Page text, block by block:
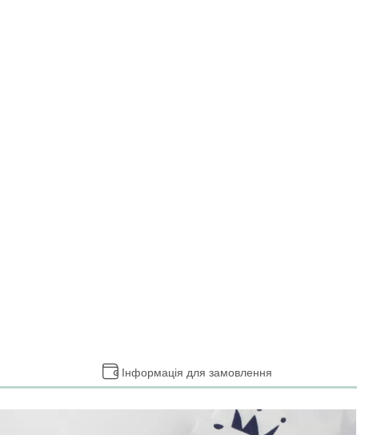
Інформація для замовлення